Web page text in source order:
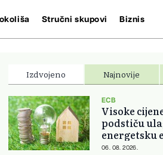
Stručni skupovi Biznis
Izdvojeno Najnovije
ECB
Visoke
podstiču
energetsku
domova
06. 08. 2026.